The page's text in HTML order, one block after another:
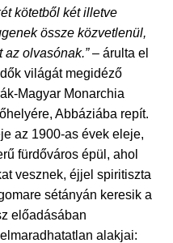
kötetből két illetve
össze közvetlenül,
olvasónak.”– árulta el
világát megidéző
Magyar Monarchia
Abbáziába repít.
az 1900-as évek eleje,
fürdőváros épül, ahol
vesznek, éjjel spiritiszta
sétányán keresik a
előadásában
alakjai: